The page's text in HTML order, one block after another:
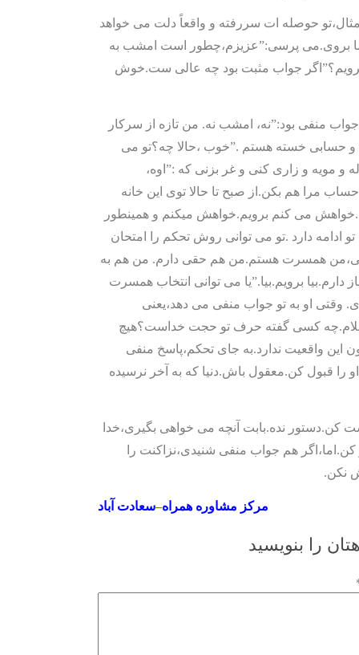
مثال،تو حوصله ات سررفته و واقعاً دلت می خواهد
بروی.می پرسی:”عزیزم،چطور است امشب به
جواب مثبت بود چه عالی ست.خوش
جواب منفی بود:”نه، امشب نه. من تازه از سرکار
و حسابی خسته هستم .”خوب ،حالا چه؟تو می
و مویه و زاری کنی و غر بزنی که :”اوه،
مرا هم بکن.از صبح تا حالا توی این خانه
می کنم برویم.خواهش میکنم و همینطور
ادامه دارد .تو می توانی روش تحکم را امتحان
همسرت هستم.من هم حقی دارم. من هم به
دارم.بیا برویم.بیا.”یا می توانی انتخاب همسرت
وقتی او به تو جواب منفی می دهد،یعنی
کسی گفته حرف تو حجت خداست؟هیچ
این واقعیت ندارد.به جای تحکم،پاسخ منفی
را قبول کن.معقول باش.دنیا که به آخر نرسیده
کن.دستور نده.بابت آنچه می خواهی بگیری،خدا
هم جواب منفی شنیدی،نزاکنت را
نکن.
مرکز مشاوره همراه–سعادت آباد
را بنویسید